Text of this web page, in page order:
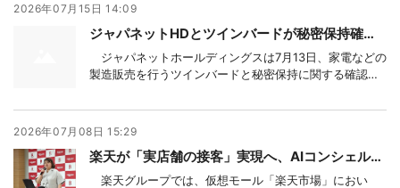
品を展開。更なる成長に向けては、「顧
2026年07月15日 14:09
ジャパネットHDとツインバードが秘密保持確認書取り交わし、「誠実かつ建設的な検討進める」
ジャパネットホールディングスは7月13日、家電などの
製造販売を行うツインバードと秘密保持に関する確認書
開のためにツインバードに対して6月19日付で同社の子
会社化を目的とした株式の公開買付け（TOB）を行う意
向があることを公表していた。当該公表後に両
2026年07月08日 15:29
楽天が「実店舗の接客」実現へ、AIコンシェルジュ 店舗の知見取り入れ
楽天グループでは、仮想モール「楽天市場」におい